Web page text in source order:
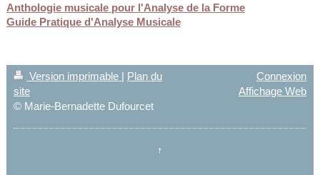
Anthologie musicale pour l'Analyse de la Forme
Guide Pratique d'Analyse Musicale
Version imprimable | Plan du
site
© Marie-Bernadette Dufourcet
Connexion
Affichage Web
↑